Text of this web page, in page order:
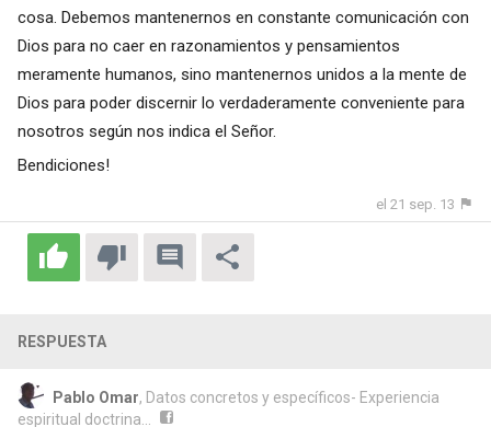
cosa. Debemos mantenernos en constante comunicación con
Dios para no caer en razonamientos y pensamientos
meramente humanos, sino mantenernos unidos a la mente de
Dios para poder discernir lo verdaderamente conveniente para
nosotros según nos indica el Señor.
Bendiciones!
el 21 sep. 13
RESPUESTA
Pablo Omar, Datos concretos y específicos- Experiencia
espiritual doctrina...